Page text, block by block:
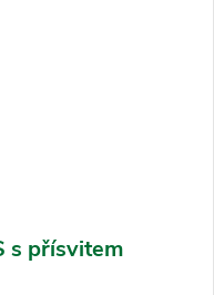
s přísvitem